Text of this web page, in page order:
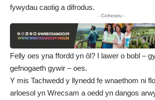
fywydau caotig a difrodus.
- Cofrestru -
Felly oes yna ffordd yn ôl? I lawer o bobl –
gefnogaeth gywir – oes.
Y mis Tachwedd y llynedd fe wnaethom ni
arloesol yn Wrecsam a oedd yn dangos